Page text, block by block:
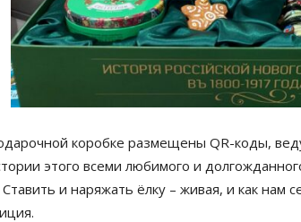
коробке размещены QR-коды,
этого всеми любимого и
и наряжать ёлку – живая, и как нам